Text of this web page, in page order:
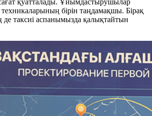
қуатталады. Ұйымдастырушылар
бірін таңдамақшы. Бірақ
де таксиі аспанымызда қалықтайтын